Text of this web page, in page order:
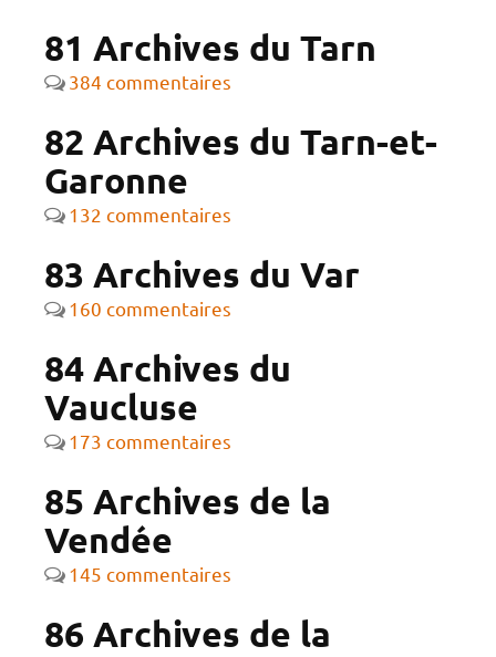
81 Archives du Tarn
384 commentaires
82 Archives du Tarn-et-
Garonne
132 commentaires
83 Archives du Var
160 commentaires
84 Archives du
Vaucluse
173 commentaires
85 Archives de la
Vendée
145 commentaires
86 Archives de la